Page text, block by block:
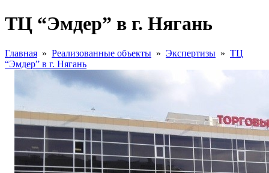
ТЦ “Эмдер” в г. Нягань
Главная » Реализованные объекты » Экспертизы » ТЦ
“Эмдер” в г. Нягань